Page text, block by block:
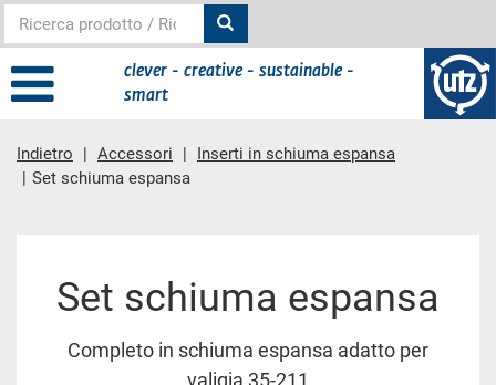
clever - creative - sustainable -
smart
Indietro Accessori
Inserti in schiuma espansa
Set schiuma espansa
Set schiuma espansa
Completo in schiuma espansa adatto per
valigia 35-211